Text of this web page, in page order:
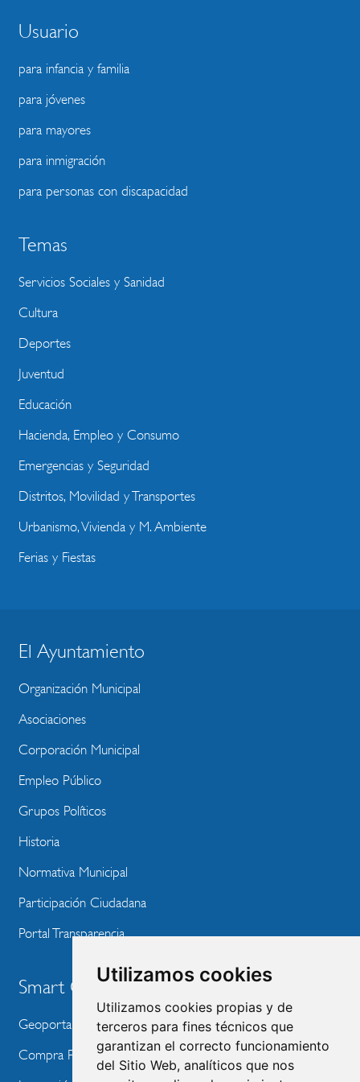
Utilizamos cookies
Utilizamos cookies propias y de
terceros para fines técnicos que
garantizan el correcto funcionamiento
del Sitio Web, analíticos que nos
Usuario
para infancia y familia
para jóvenes
para mayores
para inmigración
para personas con discapacidad
Temas
Servicios Sociales y Sanidad
Cultura
Deportes
Juventud
Educación
Hacienda, Empleo y Consumo
Emergencias y Seguridad
Distritos, Movilidad y Transportes
Urbanismo, Vivienda y M. Ambiente
Ferias y Fiestas
BLOQUE
MENU
WEBSITE
El Ayuntamiento
Organización Municipal
Asociaciones
Corporación Municipal
Empleo Público
Grupos Políticos
Historia
Normativa Municipal
Participación Ciudadana
Portal Transparencia
Smart City
Geoportal
Compra Pública de Innovación